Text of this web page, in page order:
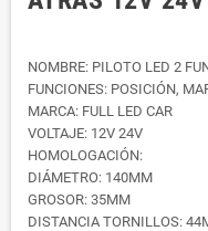
NOMBRE: PILOTO LED 2
FUNCIONES: POSICIÓN,
MARCA: FULL LED CAR
VOLTAJE: 12V 24V
HOMOLOGACIÓN:
DIÁMETRO: 140MM
GROSOR: 35MM
DISTANCIA TORNILLOS: